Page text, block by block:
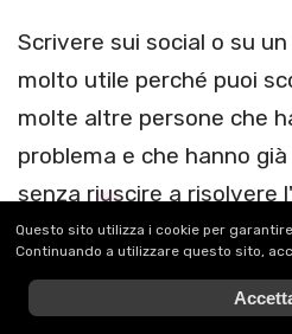
Scrivere sui social o su
molto utile perché puoi
molte altre persone che
problema e che hanno
senza riuscire a risolvere
assumendo i soliti
affrontare meglio la
Questo sito utilizza i cookie per
Continuando a utilizzare questo sito,